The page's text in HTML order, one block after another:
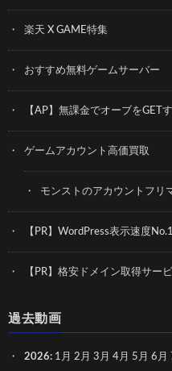
楽天 X GAME特集
おすすめ無料ゲームサーバー
【AP】無課金でオーブをGET
ゲームアカウント高価買取
モンストのアカウントフリ
【PR】WordPress表示速度
【PR】格安ドメイン取得サー
過去動画
2026: 1月 2月 3月 4月 5月 6月